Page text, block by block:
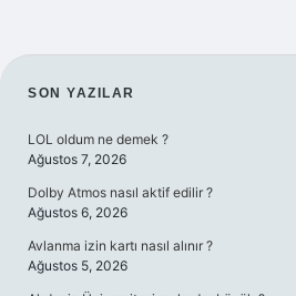
SIDEBAR
SON YAZILAR
LOL oldum ne demek ?
Ağustos 7, 2026
Dolby Atmos nasıl aktif edilir ?
Ağustos 6, 2026
Avlanma izin kartı nasıl alınır ?
Ağustos 5, 2026